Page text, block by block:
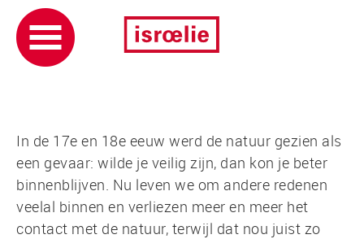
In de 17e en 18e eeuw werd de natuur gezien als
een gevaar: wilde je veilig zijn, dan kon je beter
binnenblijven. Nu leven we om andere redenen
veelal binnen en verliezen meer en meer het
contact met de natuur, terwijl dat nou juist zo